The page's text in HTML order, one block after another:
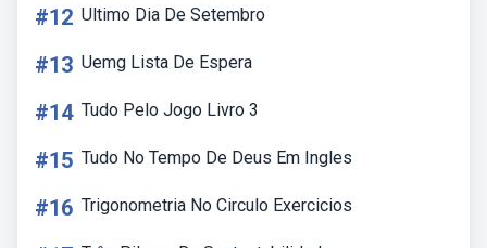
#12 Ultimo Dia De Setembro
#13 Uemg Lista De Espera
#14 Tudo Pelo Jogo Livro 3
#15 Tudo No Tempo De Deus Em Ingles
#16 Trigonometria No Circulo Exercicios